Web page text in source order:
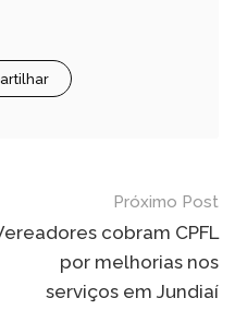
Próximo Post
cobram CPFL
por melhorias nos
serviços em Jundiaí